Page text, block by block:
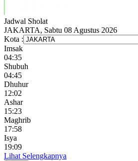
Jadwal Sholat
JAKARTA, Sabtu 08 Agustus 2026
Kota :
Imsak
04:35
Shubuh
04:45
Dhuhur
12:02
Ashar
15:23
Maghrib
17:58
Isya
19:09
Lihat Selengkapnya